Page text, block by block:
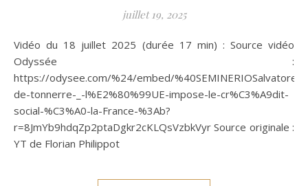
juillet 19, 2025
Vidéo du 18 juillet 2025 (durée 17 min) : Source vidéo
Odyssée :
https://odysee.com/%24/embed/
de-tonnerre-_-l%E2%80%99UE-impose-le-cr%C3%A9dit-
social-%C3%A0-la-France-%3Ab?
r=8JmYb9hdqZp2ptaDgkr2cKLQsVzbkVyr Source originale :
YT de Florian Philippot